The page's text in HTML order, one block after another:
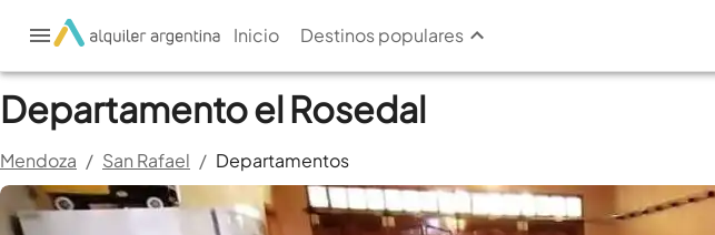
Inicio Destinos populares
Departamento el Rosedal
Mendoza / San Rafael / Departamentos